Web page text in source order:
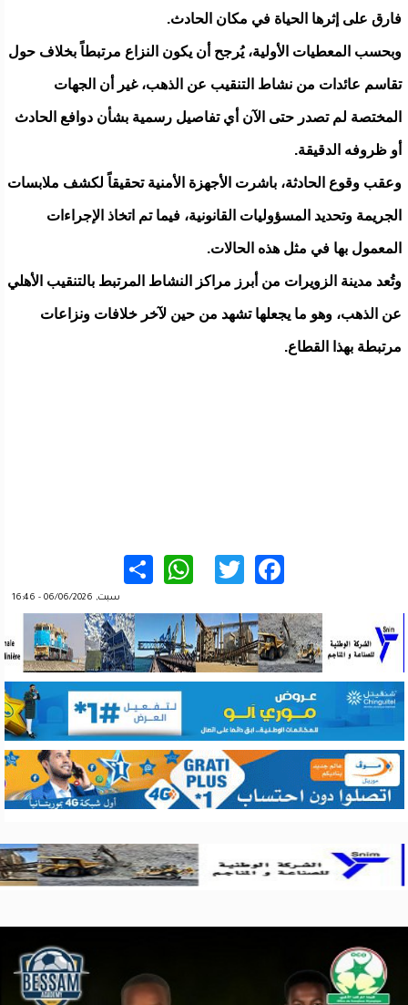
فارق على إثرها الحياة في مكان الحادث.
وبحسب المعطيات الأولية، يُرجح أن يكون النزاع مرتبطاً بخلاف حول
تقاسم عائدات من نشاط التنقيب عن الذهب، غير أن الجهات
المختصة لم تصدر حتى الآن أي تفاصيل رسمية بشأن دوافع الحادث
أو ظروفه الدقيقة.
وعقب وقوع الحادثة، باشرت الأجهزة الأمنية تحقيقاً لكشف ملابسات
الجريمة وتحديد المسؤوليات القانونية، فيما تم اتخاذ الإجراءات
المعمول بها في مثل هذه الحالات.
وتُعد مدينة الزويرات من أبرز مراكز النشاط المرتبط بالتنقيب الأهلي
عن الذهب، وهو ما يجعلها تشهد من حين لآخر خلافات ونزاعات
مرتبطة بهذا القطاع.
Facebook
Twitter
WhatsApp
سبت, 06/06/2026 - 16:46